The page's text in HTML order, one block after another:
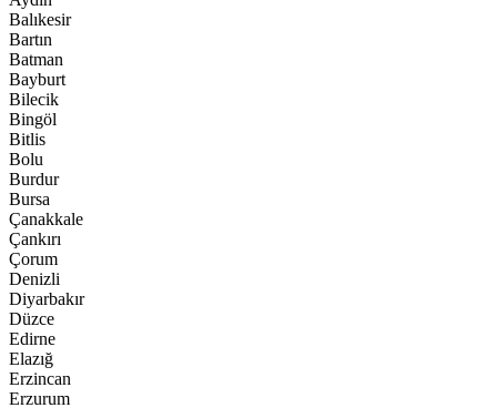
Balıkesir
Bartın
Batman
Bayburt
Bilecik
Bingöl
Bitlis
Bolu
Burdur
Bursa
Çanakkale
Çankırı
Çorum
Denizli
Diyarbakır
Düzce
Edirne
Elazığ
Erzincan
Erzurum